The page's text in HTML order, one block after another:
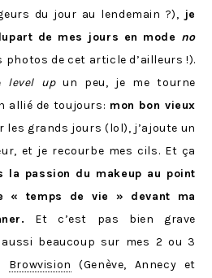
du jour au lendemain ?), je
de mes jours en mode no
photos de cet article d’ailleurs !).
level up un peu, je me tourne
allié de toujours: mon bon vieux
les grands jours (lol), j’ajoute un
et je recourbe mes cils. Et ça
la passion du makeup au point
« temps de vie » devant ma
Et c’est pas bien grave
beaucoup sur mes 2 ou 3
Browvision
(Genève, Annecy et